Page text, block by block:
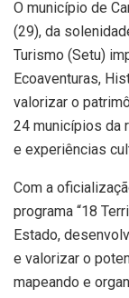
O município de
(29), da
Turismo (Setu)
Ecoaventuras,
valorizar o
24 municípios da
e experiências
Com a
programa “18
Estado,
e valorizar o
mapeando e